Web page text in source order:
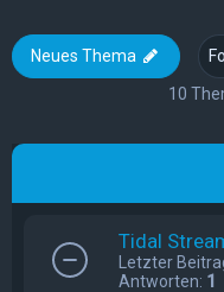
Neues Thema
10
Tidal
Letzter
Antworten: 1